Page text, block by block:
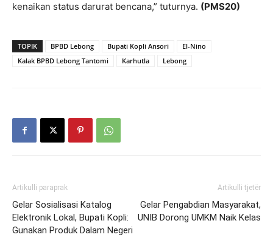
kenaikan status darurat bencana,” tuturnya. (PMS20)
TOPIK BPBD Lebong Bupati Kopli Ansori
El-Nino
Kalak BPBD Lebong Tantomi
Karhutla Lebong
Artikulli paraprak
Gelar Sosialisasi Katalog
Elektronik Lokal, Bupati Kopli:
Gunakan Produk Dalam Negeri
Artikulli tjetër
Gelar Pengabdian Masyarakat,
UNIB Dorong UMKM Naik Kelas